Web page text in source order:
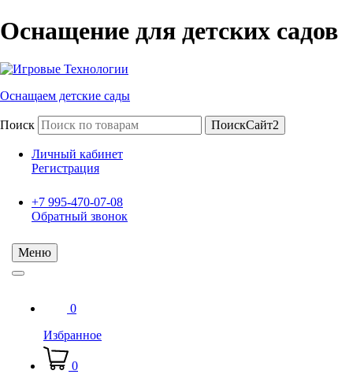
Оснащение для детских садов
Оснащаем детские сады
Поиск ПоискСайт2
Личный кабинет
Регистрация
+7 995-470-07-08
Обратный звонок
Меню
0
Избранное
0